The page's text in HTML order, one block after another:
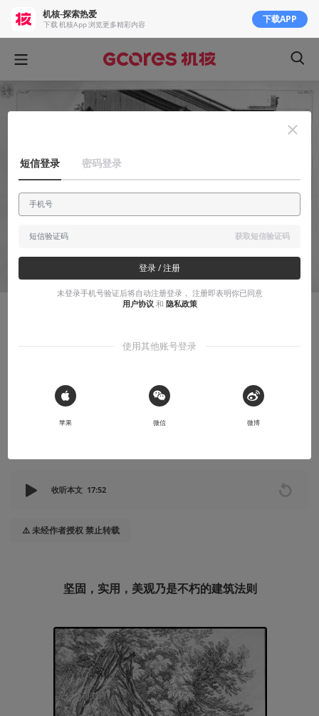
建筑失语症 —— 它到底错哪儿了？
收听本文 17:52
⚠️ 未经作者授权 禁止转载
坚固，实用，美观乃是不朽的建筑法则
机核-探索热爱
下载 机核App 浏览更多精彩内容 下载APP
短信登录 密码登录
获取短信验证码
登录 / 注册
未登录手机号验证后将自动注册登录， 注册即表明你已同意
用户协议 和 隐私政策
使用其他账号登录
 Sign in with Apple
苹果 微信 微博